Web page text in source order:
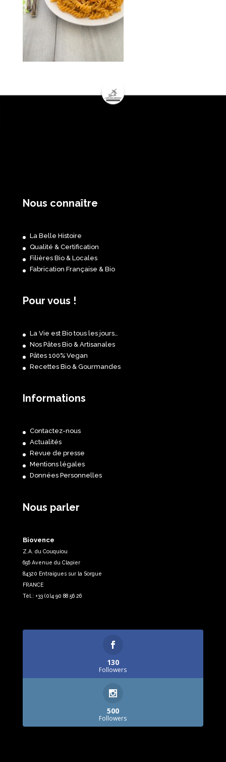
Nous connaître
La Belle Histoire
Qualité & Certification
Filières Bio & Locales
Fabrication Française & Bio
Pour vous !
La Vie est Bio tous les jours…
Nos Pâtes Bio & Artisanales
Pâtes 100% Vegan
Recettes Bio & Gourmandes
Informations
Contactez-nous
Actualités
Revue de presse
Mentions légales
Données Personnelles
Nous parler
Biovence
Z.A. du Couquiou
656 Avenue du Clapier
84320 Entraigues sur la Sorgue
FRANCE
Tél.: +33 (0)4 90 88 56 26
130
Followers
500
Followers